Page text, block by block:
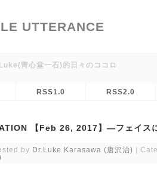
UTTERANCE
靑心堂一石)的日々のココロ
RSS1.0 RSS2.0
【Feb 26, 2017】―フェイス
by Dr.Luke Karasawa (唐沢治)